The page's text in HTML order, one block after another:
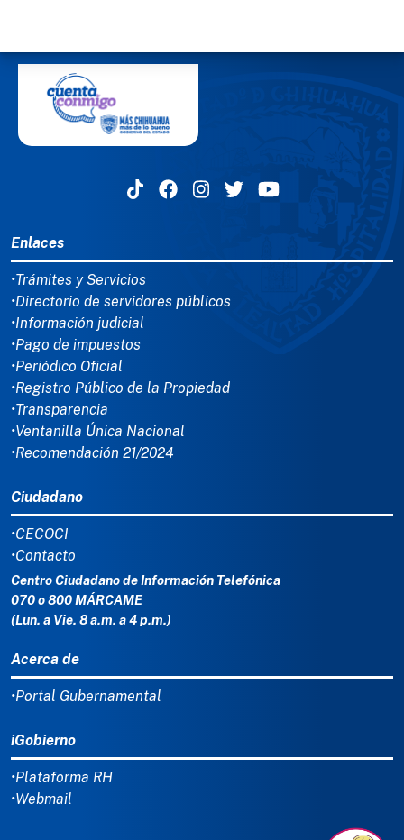
Enlaces
•Trámites y Servicios
•Directorio de servidores públicos
•Información judicial
•Pago de impuestos
•Periódico Oficial
•Registro Público de la Propiedad
•Transparencia
•Ventanilla Única Nacional
•Recomendación 21/2024
Ciudadano
•CECOCI
•Contacto
Centro Ciudadano de Información Telefónica
070 o 800 MÁRCAME
(Lun. a Vie. 8 a.m. a 4 p.m.)
Acerca de
•Portal Gubernamental
iGobierno
•Plataforma RH
•Webmail